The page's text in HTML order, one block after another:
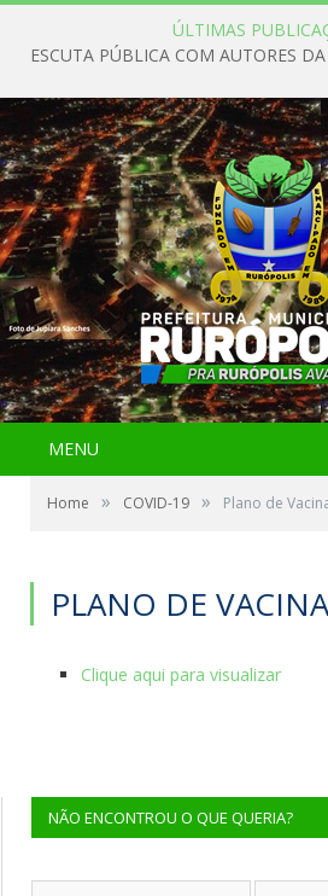
ÚLTIMAS
MENU
Home » COVID-19 » Plano de
PLANO DE
Clique aqui para visualizar
NÃO ENCONTROU O QUE QUERIA?